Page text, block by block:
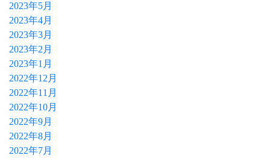
2023年5月
2023年4月
2023年3月
2023年2月
2023年1月
2022年12月
2022年11月
2022年10月
2022年9月
2022年8月
2022年7月